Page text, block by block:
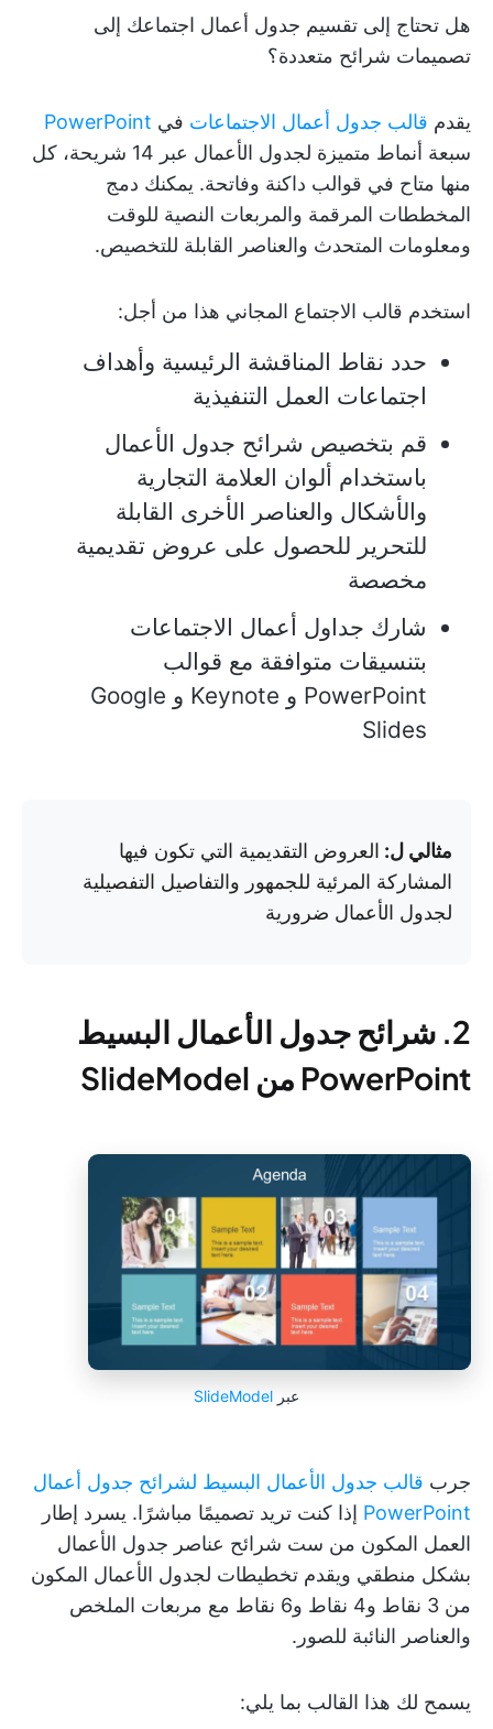
هل تحتاج إلى تقسيم جدول أعمال اجتماعك إلى
تصميمات شرائح متعددة؟
يقدم قالب جدول أعمال الاجتماعات في PowerPoint
سبعة أنماط متميزة لجدول الأعمال عبر 14 شريحة،
كل
منها متاح في قوالب داكنة وفاتحة. يمكنك دمج
المخططات المرقمة والمربعات النصية للوقت
ومعلومات المتحدث والعناصر القابلة للتخصيص.
استخدم قالب الاجتماع المجاني هذا من أجل:
حدد نقاط المناقشة الرئيسية وأهداف
اجتماعات العمل التنفيذية
قم بتخصيص شرائح جدول الأعمال
باستخدام ألوان العلامة التجارية
والأشكال والعناصر الأخرى القابلة
للتحرير للحصول على عروض تقديمية
مخصصة
شارك جداول أعمال الاجتماعات
بتنسيقات متوافقة مع قوالب
PowerPoint و Keynote و Google
Slides
مثالي ل: العروض التقديمية التي تكون فيها
المشاركة المرئية للجمهور والتفاصيل التفصيلية
لجدول الأعمال ضرورية
2. شرائح جدول الأعمال البسيط
PowerPoint من SlideModel
عبر SlideModel
جرب قالب جدول الأعمال البسيط لشرائح جدول أعمال
PowerPoint إذا كنت تريد تصميمًا مباشرًا. يسرد إطار
العمل المكون من ست شرائح عناصر جدول الأعمال
بشكل منطقي ويقدم تخطيطات لجدول الأعمال المكون
من 3 نقاط و4 نقاط و6 نقاط مع مربعات الملخص
والعناصر النائبة للصور.
يسمح لك هذا القالب بما يلي: